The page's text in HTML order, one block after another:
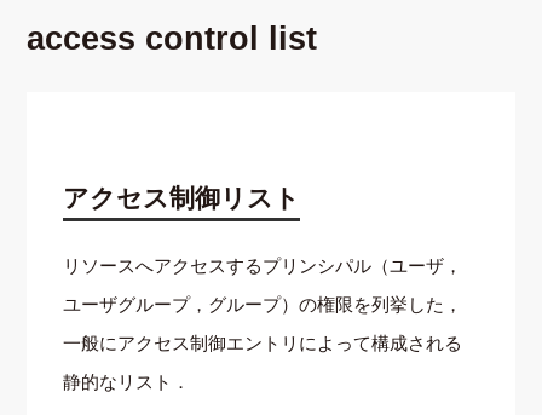
access control list
アクセス制御リスト
リソースへアクセスするプリンシパル（ユーザ，
ユーザグループ，グループ）の権限を列挙した，
一般にアクセス制御エントリによって構成される
静的なリスト．